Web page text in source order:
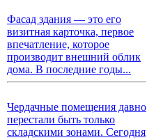
Фасад здания — это его
визитная карточка, первое
впечатление, которое
производит внешний облик
дома. В последние годы...
Чердачные помещения давно
перестали быть только
складскими зонами. Сегодня